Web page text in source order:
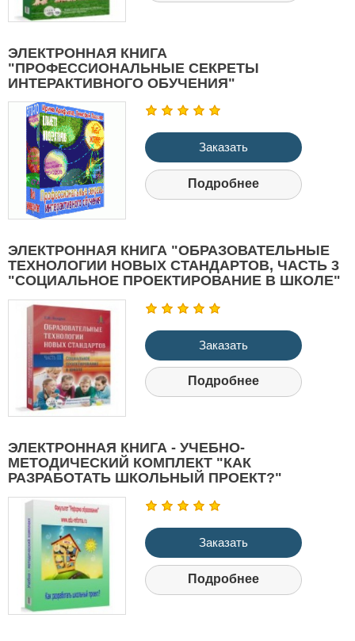
ЭЛЕКТРОННАЯ КНИГА
"ПРОФЕССИОНАЛЬНЫЕ СЕКРЕТЫ
ИНТЕРАКТИВНОГО ОБУЧЕНИЯ"
Заказать
Подробнее
ЭЛЕКТРОННАЯ КНИГА "ОБРАЗОВАТЕЛЬНЫЕ
ТЕХНОЛОГИИ НОВЫХ СТАНДАРТОВ, ЧАСТЬ 3
"СОЦИАЛЬНОЕ ПРОЕКТИРОВАНИЕ В ШКОЛЕ"
Заказать
Подробнее
ЭЛЕКТРОННАЯ КНИГА - УЧЕБНО-
МЕТОДИЧЕСКИЙ КОМПЛЕКТ "КАК
РАЗРАБОТАТЬ ШКОЛЬНЫЙ ПРОЕКТ?"
Заказать
Подробнее